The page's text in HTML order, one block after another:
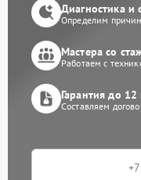
Диагностика и
Определим
Мастера со
Работаем с
Гарантия до 12
Составляем